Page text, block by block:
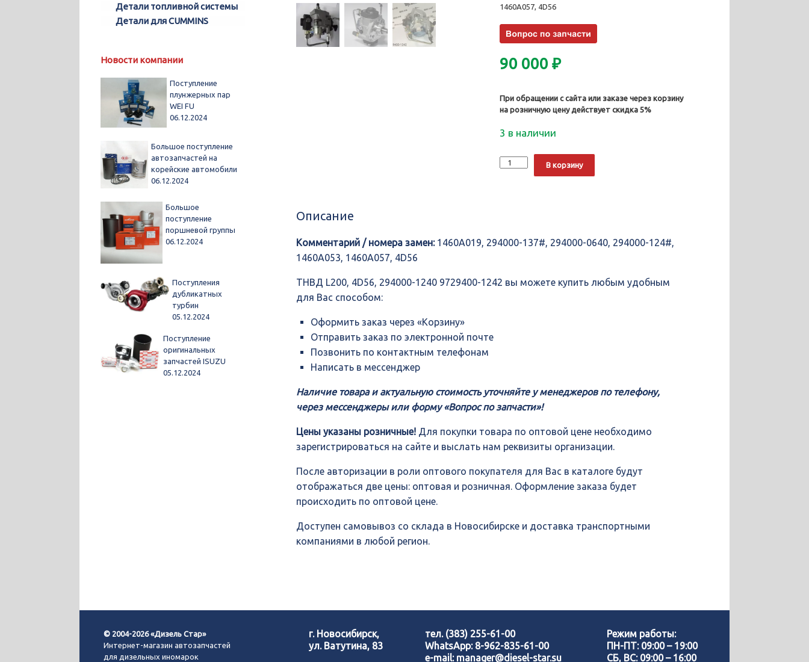
1460A057, 4D56
90 000₽
При обращении с сайта или заказе через корзину
на розничную цену действует скидка 5%
3 в наличии
Количество
ТНВД
1242
В корзину
Описание
Комментарий / номера замен:1460A019, 294000-137#, 294000-0640, 294000-124#,
1460A053, 1460A057, 4D56
ТНВД L200, 4D56, 294000-1240 9729400-1242 вы можете купить любым удобным
для Вас способом:
Оформить заказ через «Корзину»
Отправить заказ по электронной почте
Позвонить по контактным телефонам
Написать в мессенджер
Наличие товара и актуальную стоимость уточняйте у менеджеров по телефону,
через мессенджеры или форму «Вопрос по запчасти»!
Цены указаны розничные! Для покупки товара по оптовой цене необходимо
зарегистрироваться на сайте и выслать нам реквизиты организации.
После авторизации в роли оптового покупателя для Вас в каталоге будут
отображаться две цены: оптовая и розничная. Оформление заказа будет
происходить по оптовой цене.
Доступен самовывоз со склада в Новосибирске и доставка транспортными
компаниями в любой регион.
Детали топливной системы
Детали для CUMMINS
Новости компании
Поступление
плунжерных пар
WEI FU
06.12.2024
Большое поступление
автозапчастей на
корейские автомобили
06.12.2024
Большое
поступление
поршневой группы
06.12.2024
Поступления
дубликатных
турбин
05.12.2024
Поступление
оригинальных
запчастей ISUZU
05.12.2024
© 2004-2026 «Дизель Стар»
Интернет-магазин автозапчастей
для дизельных иномарок
г. Новосибирск,
ул. Ватутина, 83
тел. (383) 255-61-00
WhatsApp: 8-962-835-61-00
e-mail: manager@diesel-star.su
Режим работы:
ПН-ПТ: 09:00 – 19:00
СБ, ВС: 09:00 – 16:00